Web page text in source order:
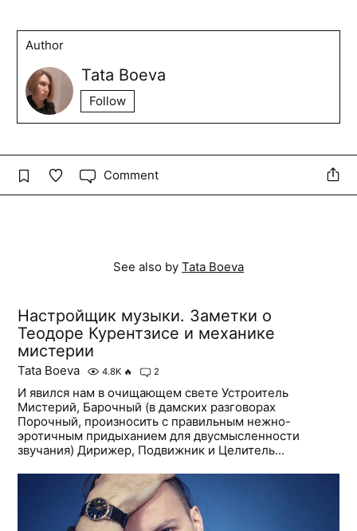
Author
Tata Boeva
Follow
Comment
See also by Tata Boeva
Настройщик музыки. Заметки о
Теодоре Курентзисе и механике
мистерии
Tata Boeva 4.8K 🔥 2
И явился нам в очищающем свете Устроитель
Мистерий, Барочный (в дамских разговорах
Порочный, произносить с правильным нежно-
эротичным придыханием для двусмысленности
звучания) Дирижер, Подвижник и Целитель...